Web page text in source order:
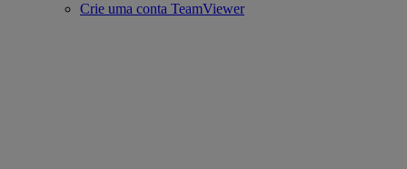
Crie uma conta TeamViewer